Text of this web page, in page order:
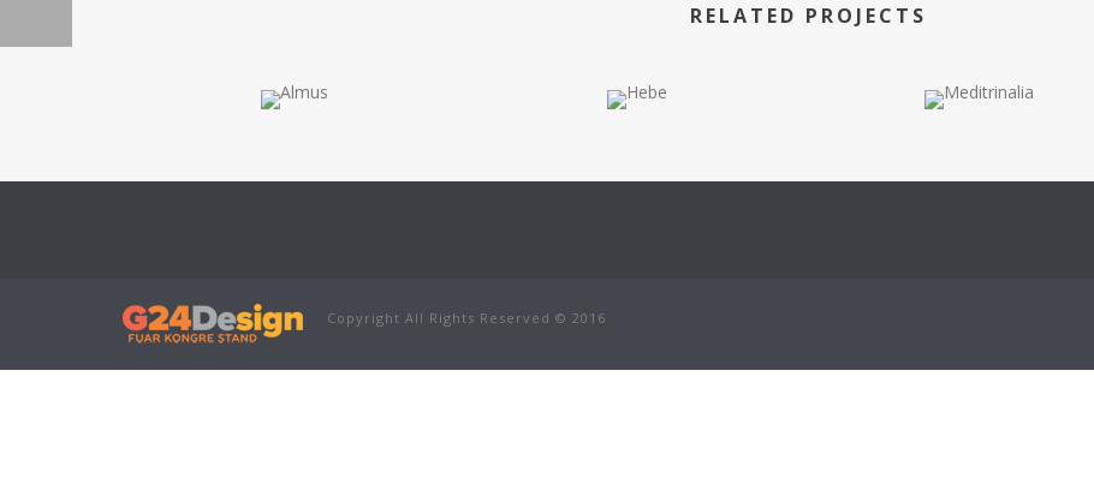
RELATED PROJECTS
Copyright All Rights Reserved © 2016